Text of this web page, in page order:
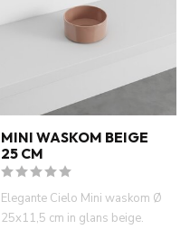
MINI WASKOM BEIGE
25 CM
Elegante Cielo Mini waskom Ø
25x11,5 cm in glans beige.